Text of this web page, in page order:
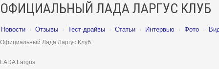
ОФИЦИАЛЬНЫЙ ЛАДА ЛАРГУС КЛУБ
Новости · Отзывы · Тест-драйвы · Статьи · Интервью · Фото ·
Официальный Лада Ларгус Клуб
LADA Largus